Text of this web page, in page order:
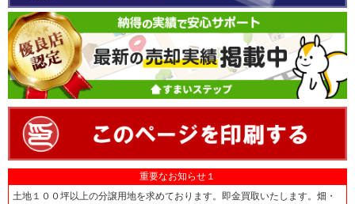
重要なお知らせ１
土地１００坪以上の分譲用地を求めております。即金買取いたします。畑・